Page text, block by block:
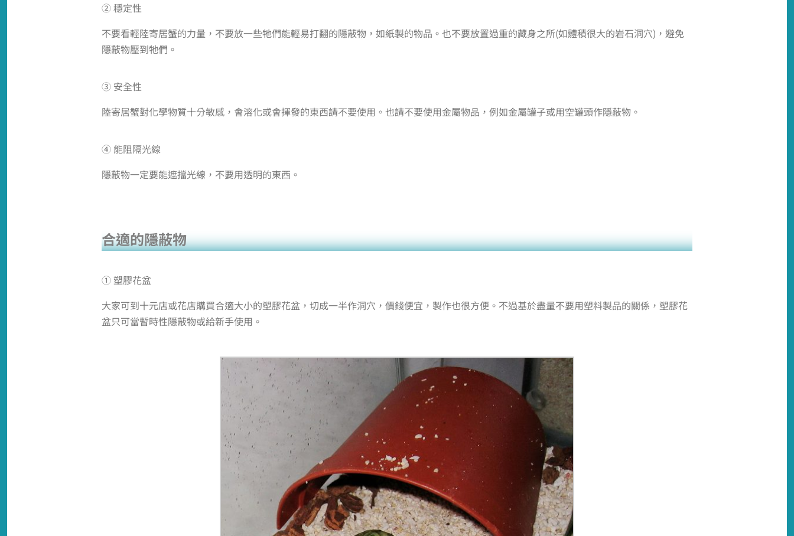
② 穩定性
不要看輕陸寄居蟹的力量，不要放一些牠們能輕易打翻的隱蔽物，如紙製的物品。也不要放置過重的藏身之所(如體積很大的岩石洞穴)，避免
隱蔽物壓到牠們。
③ 安全性
陸寄居蟹對化學物質十分敏感，會溶化或會揮發的東西請不要使用。也請不要使用金屬物品，例如金屬罐子或用空罐頭作隱蔽物。
④ 能阻隔光線
隱蔽物一定要能遮擋光線，不要用透明的東西。
合適的隱蔽物
① 塑膠花盆
大家可到十元店或花店購買合適大小的塑膠花盆，切成一半作洞穴，價錢便宜，製作也很方便。不過基於盡量不要用塑料製品的關係，塑膠花
盆只可當暫時性隱蔽物或給新手使用。